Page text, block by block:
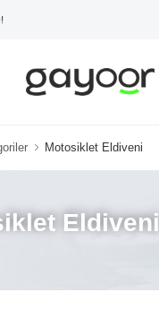
Motosiklet Eldiveni
Eldiveni